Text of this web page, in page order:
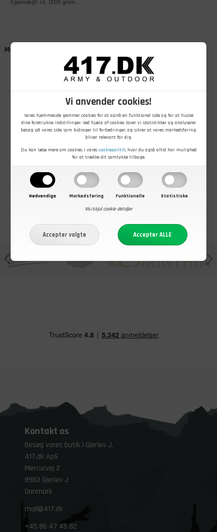
Vi anvender cookies!
Vores hjemmeside gemmer cookies for at opnå en funktionel side og for at huske
dine foretrukne indstillinger. Ved hjælp af cookies laver vi statistikker og analyserer
besøg på vores side, som bidrager til forbedringer, og sikrer at vores markedsføring
bliver relevant for dig.
Du kan læse mere om cookies i vores cookiepolitik, hvor du også altid har mulighed
for at trække dit samtykke tilbage.
Nødvendige Markedsføring Funktionelle
Statistiske
Vis/skjul cookie detaljer
Egenvægt: ca. 1200 gram.
Måske er du også interesseret i
139,00
med Molle
På lager - Køb nu
449,00DKK
combat bælte
På lager - Køb nu
Combat bælte
På lager - Køb nu
Kontakt os
Besøg vores butik i Gjerlev J.
417.dk ApS
Mercurvej 2
8983 Gjerlev J
Danmark
mail@417.dk
+45 86 47 45 82